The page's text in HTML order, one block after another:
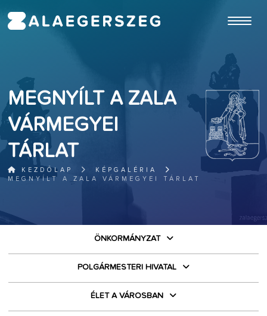
MEGNYÍLT A ZALA
VÁRMEGYEI
TÁRLAT
KEZDŐLAP
KÉPGALÉRIA
MEGNYÍLT A ZALA VÁRMEGYEI TÁRLAT
ÖNKORMÁNYZAT
POLGÁRMESTERI HIVATAL
ÉLET A VÁROSBAN